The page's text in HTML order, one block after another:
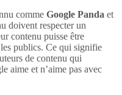
comme Google Panda et
doivent respecter un
contenu puisse être
publics. Ce qui signifie
de contenu qui
aime et n’aime pas avec